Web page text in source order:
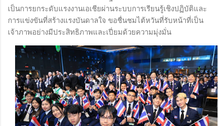
เป็นการยกระดับแรงงานเอเชียผ่านระบบการเรียนรู้เชิงปฏิบัติและ
การแข่งขันที่สร้างแรงบันดาลใจ ขอชื่นชมไต้หวันที่รับหน้าที่เป็น
เจ้าภาพอย่างมีประสิทธิภาพและเปี่ยมด้วยความมุ่งมั่น